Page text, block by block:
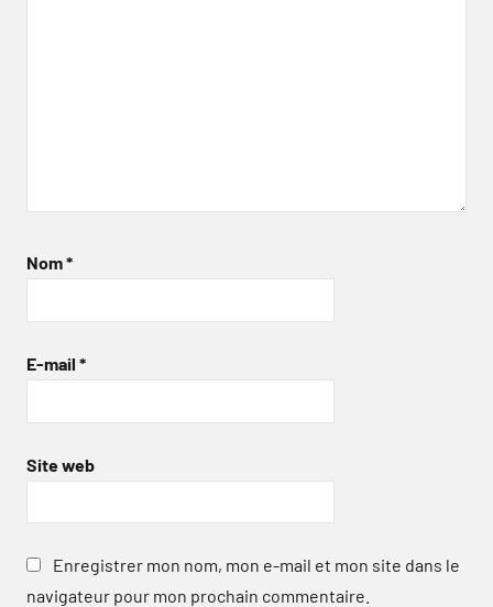
Nom*
E-mail *
Site web
Enregistrer mon nom, mon e-mail et mon site dans le
navigateur pour mon prochain commentaire.